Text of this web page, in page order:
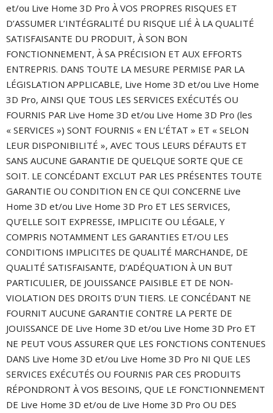
et/ou Live Home 3D Pro À VOS PROPRES RISQUES ET
D’ASSUMER L’INTÉGRALITÉ DU RISQUE LIÉ À LA QUALITÉ
SATISFAISANTE DU PRODUIT, À SON BON
FONCTIONNEMENT, À SA PRÉCISION ET AUX EFFORTS
ENTREPRIS. DANS TOUTE LA MESURE PERMISE PAR LA
LÉGISLATION APPLICABLE, Live Home 3D et/ou Live Home
3D Pro, AINSI QUE TOUS LES SERVICES EXÉCUTÉS OU
FOURNIS PAR Live Home 3D et/ou Live Home 3D Pro (les
« SERVICES ») SONT FOURNIS « EN L’ÉTAT » ET « SELON
LEUR DISPONIBILITÉ », AVEC TOUS LEURS DÉFAUTS ET
SANS AUCUNE GARANTIE DE QUELQUE SORTE QUE CE
SOIT. LE CONCÉDANT EXCLUT PAR LES PRÉSENTES TOUTE
GARANTIE OU CONDITION EN CE QUI CONCERNE Live
Home 3D et/ou Live Home 3D Pro ET LES SERVICES,
QU’ELLE SOIT EXPRESSE, IMPLICITE OU LÉGALE, Y
COMPRIS NOTAMMENT LES GARANTIES ET/OU LES
CONDITIONS IMPLICITES DE QUALITÉ MARCHANDE, DE
QUALITÉ SATISFAISANTE, D’ADÉQUATION À UN BUT
PARTICULIER, DE JOUISSANCE PAISIBLE ET DE NON-
VIOLATION DES DROITS D’UN TIERS. LE CONCÉDANT NE
FOURNIT AUCUNE GARANTIE CONTRE LA PERTE DE
JOUISSANCE DE Live Home 3D et/ou Live Home 3D Pro ET
NE PEUT VOUS ASSURER QUE LES FONCTIONS CONTENUES
DANS Live Home 3D et/ou Live Home 3D Pro NI QUE LES
SERVICES EXÉCUTÉS OU FOURNIS PAR CES PRODUITS
RÉPONDRONT À VOS BESOINS, QUE LE FONCTIONNEMENT
DE Live Home 3D et/ou de Live Home 3D Pro OU DES